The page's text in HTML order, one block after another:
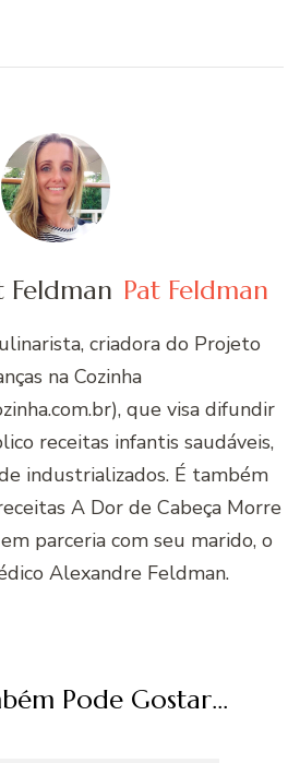
Feldman Pat Feldman
criadora do Projeto
na Cozinha
que visa difundir
receitas infantis saudáveis,
industrializados. É também
A Dor de Cabeça Morre
parceria com seu marido, o
Alexandre Feldman.
Pode Gostar...